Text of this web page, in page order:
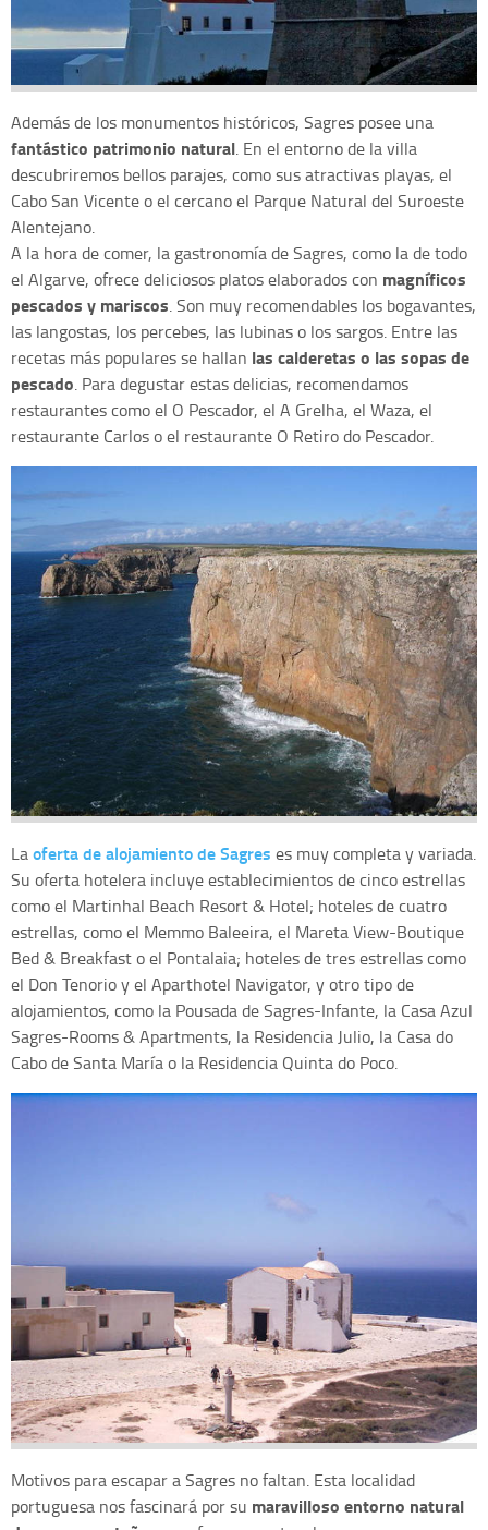
Además de los monumentos históricos, Sagres posee una
fantástico patrimonio natural. En el entorno de la villa
descubriremos bellos parajes, como sus atractivas playas, el
Cabo San Vicente o el cercano el Parque Natural del Suroeste
Alentejano.
A la hora de comer, la gastronomía de Sagres, como la de todo
el Algarve, ofrece deliciosos platos elaborados con magníficos
pescados y mariscos. Son muy recomendables los bogavantes,
las langostas, los percebes, las lubinas o los sargos. Entre las
recetas más populares se hallan las calderetas o las sopas de
pescado. Para degustar estas delicias, recomendamos
restaurantes como el O Pescador, el A Grelha, el Waza, el
restaurante Carlos o el restaurante O Retiro do Pescador.
Laoferta de alojamiento de Sagres es muy completa y variada.
Su oferta hotelera incluye establecimientos de cinco estrellas
como el Martinhal Beach Resort & Hotel; hoteles de cuatro
estrellas, como el Memmo Baleeira, el Mareta View-Boutique
Bed & Breakfast o el Pontalaia; hoteles de tres estrellas como
el Don Tenorio y el Aparthotel Navigator, y otro tipo de
alojamientos, como la Pousada de Sagres-Infante, la Casa Azul
Sagres-Rooms & Apartments, la Residencia Julio, la Casa do
Cabo de Santa María o la Residencia Quinta do Poco.
Motivos para escapar a Sagres no faltan. Esta localidad
portuguesa nos fascinará por su maravilloso entorno natural